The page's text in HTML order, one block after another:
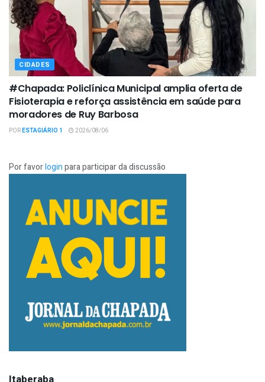
CIDADES
#Chapada: Policlínica Municipal amplia oferta de
Fisioterapia e reforça assistência em saúde para
moradores de Ruy Barbosa
PORESTAGIÁRIO 1 2026/08/06
Por favorloginpara participar da discussão